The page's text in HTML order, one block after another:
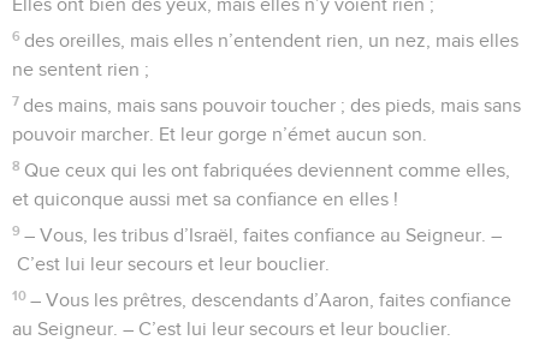
Elles ont bien des yeux, mais elles n’y voient rien ;
6 des oreilles, mais elles n’entendent rien, un nez, mais elles
ne sentent rien ;
7 des mains, mais sans pouvoir toucher ; des pieds, mais sans
pouvoir marcher. Et leur gorge n’émet aucun son.
8 Que ceux qui les ont fabriquées deviennent comme elles,
et quiconque aussi met sa confiance en elles !
9 – Vous, les tribus d’Israël, faites confiance au Seigneur. –
C’est lui leur secours et leur bouclier.
10 – Vous les prêtres, descendants d’Aaron, faites confiance
au Seigneur. – C’est lui leur secours et leur bouclier.